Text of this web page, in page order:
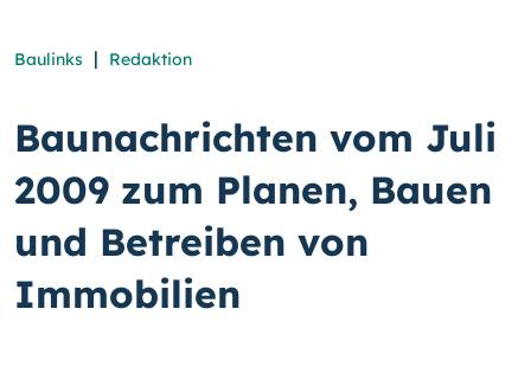
Baulinks | Redaktion
Baunachrichten vom Juli
2009 zum Planen, Bauen
und Betreiben von
Immobilien